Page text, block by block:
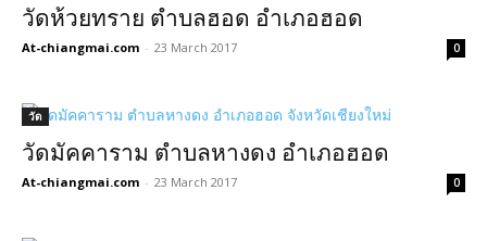
วัดห้วยทราย ตำบลฮอด อำเภอฮอด
At-chiangmai.com - 23 March 2017 0
วัด
วัดมัคคาราม ตำบลหางดง อำเภอฮอด
At-chiangmai.com - 23 March 2017 0